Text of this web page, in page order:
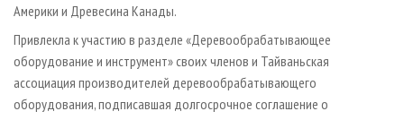
Америки и Древесина Канады.
Привлекла к участию в разделе «Деревообрабатывающее
оборудование и инструмент» своих членов и Тайваньская
ассоциация производителей деревообрабатывающего
оборудования, подписавшая долгосрочное соглашение о